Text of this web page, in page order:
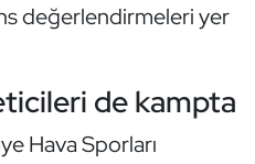
değerlendirmeleri yer
de kampta
Hava Sporları